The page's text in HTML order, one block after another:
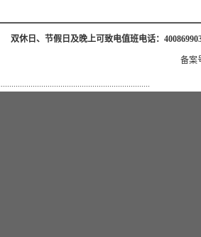
双休日、节假日及晚上可致电值班电话：
备案